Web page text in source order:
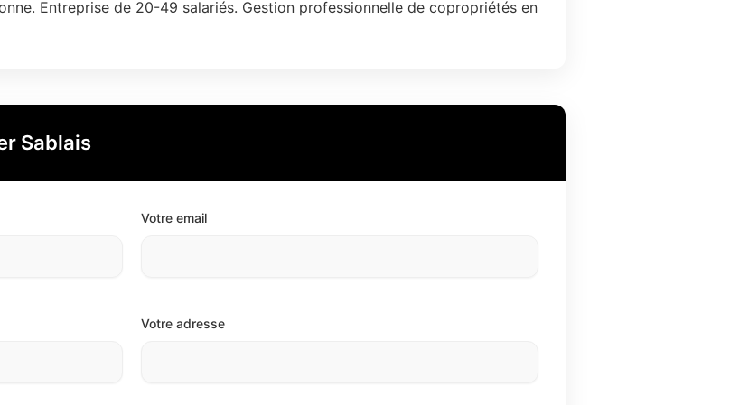
Entreprise de 20-49 salariés. Gestion professionnelle de copropriétés en
Sablais
Votre email
Votre adresse